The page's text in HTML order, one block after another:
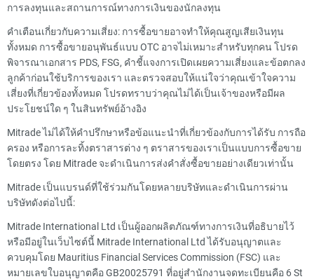
การลงทุนและสถานการณ์ทางการเงินของนักลงทุน
คำเตือนเกี่ยวกับความเสี่ยง: การซื้อขายอาจทำให้คุณสูญเสียเงินทุน
ทั้งหมด การซื้อขายอนุพันธ์แบบ OTC อาจไม่เหมาะสำหรับทุกคน โปรด
พิจารณาเอกสาร PDS, FSG, คำชี้แจงการเปิดเผยความเสี่ยงและข้อตกลง
ลูกค้าก่อนใช้บริการของเรา และตรวจสอบให้แน่ใจว่าคุณเข้าใจความ
เสี่ยงที่เกี่ยวข้องทั้งหมด โปรดทราบว่าคุณไม่ได้เป็นเจ้าของหรือมีผล
ประโยชน์ใด ๆ ในสินทรัพย์อ้างอิง
Mitrade ไม่ได้ให้คำปรึกษาหรือข้อแนะนำที่เกี่ยวข้องกับการได้รับ การถือ
ครอง หรือการละทิ้งตราสารต่าง ๆ ตราสารของเราเป็นแบบการซื้อขาย
โดยตรง โดย Mitrade จะดำเนินการส่งคำสั่งซื้อขายอย่างเดียวเท่านั้น
Mitrade เป็นแบรนด์ที่ใช้ร่วมกันโดยหลายบริษัทและดำเนินการผ่าน
บริษัทดังต่อไปนี้:
Mitrade International Ltd เป็นผู้ออกผลิตภัณฑ์ทางการเงินที่อธิบายไว้
หรือมีอยู่ในเว็บไซต์นี้ Mitrade International Ltd ได้รับอนุญาตและ
ควบคุมโดย Mauritius Financial Services Commission (FSC) และ
หมายเลขใบอนุญาตคือ GB20025791 ที่อยู่สำนักงานจดทะเบียนคือ 6 St